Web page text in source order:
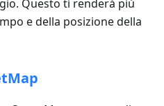
Questo ti renderà più
e della posizione della